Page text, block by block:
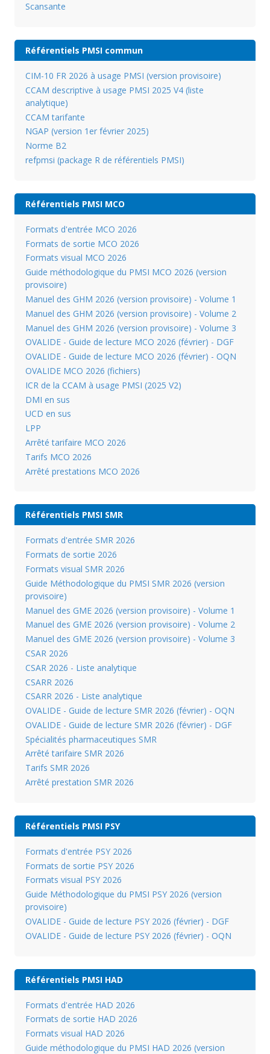
Scansante
Référentiels PMSI commun
CIM-10 FR 2026 à usage PMSI (version provisoire)
CCAM descriptive à usage PMSI 2025 V4 (liste
analytique)
CCAM tarifante
NGAP (version 1er février 2025)
Norme B2
refpmsi (package R de référentiels PMSI)
Référentiels PMSI MCO
Formats d'entrée MCO 2026
Formats de sortie MCO 2026
Formats visual MCO 2026
Guide méthodologique du PMSI MCO 2026 (version
provisoire)
Manuel des GHM 2026 (version provisoire) - Volume 1
Manuel des GHM 2026 (version provisoire) - Volume 2
Manuel des GHM 2026 (version provisoire) - Volume 3
OVALIDE - Guide de lecture MCO 2026 (février) - DGF
OVALIDE - Guide de lecture MCO 2026 (février) - OQN
OVALIDE MCO 2026 (fichiers)
ICR de la CCAM à usage PMSI (2025 V2)
DMI en sus
UCD en sus
LPP
Arrêté tarifaire MCO 2026
Tarifs MCO 2026
Arrêté prestations MCO 2026
Référentiels PMSI SMR
Formats d'entrée SMR 2026
Formats de sortie 2026
Formats visual SMR 2026
Guide Méthodologique du PMSI SMR 2026 (version
provisoire)
Manuel des GME 2026 (version provisoire) - Volume 1
Manuel des GME 2026 (version provisoire) - Volume 2
Manuel des GME 2026 (version provisoire) - Volume 3
CSAR 2026
CSAR 2026 - Liste analytique
CSARR 2026
CSARR 2026 - Liste analytique
OVALIDE - Guide de lecture SMR 2026 (février) - OQN
OVALIDE - Guide de lecture SMR 2026 (février) - DGF
Spécialités pharmaceutiques SMR
Arrêté tarifaire SMR 2026
Tarifs SMR 2026
Arrêté prestation SMR 2026
Référentiels PMSI PSY
Formats d'entrée PSY 2026
Formats de sortie PSY 2026
Formats visual PSY 2026
Guide Méthodologique du PMSI PSY 2026 (version
provisoire)
OVALIDE - Guide de lecture PSY 2026 (février) - DGF
OVALIDE - Guide de lecture PSY 2026 (février) - OQN
Référentiels PMSI HAD
Formats d'entrée HAD 2026
Formats de sortie HAD 2026
Formats visual HAD 2026
Guide méthodologique du PMSI HAD 2026 (version